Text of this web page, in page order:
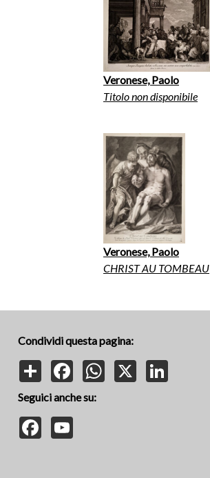
Veronese, Paolo
Titolo non disponibile
Veronese, Paolo
CHRIST AU TOMBEAU
Condividi questa pagina:
Share
FacebookWhatsApp
Seguici anche su:
Facebook